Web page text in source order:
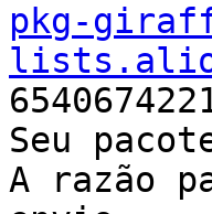
pkg-
Seu
A razão